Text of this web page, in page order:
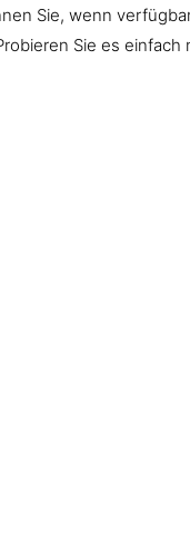
Sie, wenn
Sie es einfach